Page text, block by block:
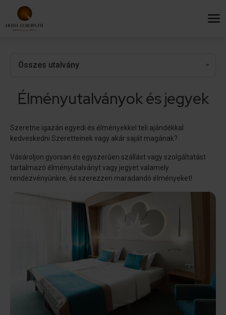
Élményutalványok és jegyek
Szeretne igazán egyedi és élményekkel teli ajándékkal
kedveskedni Szeretteinek vagy akár saját magának?
Vásároljon gyorsan és egyszerűen szállást vagy szolgáltatást
tartalmazó élményutalványt vagy jegyet valamely
rendezvényünkre, és szerezzen maradandó élményeket!